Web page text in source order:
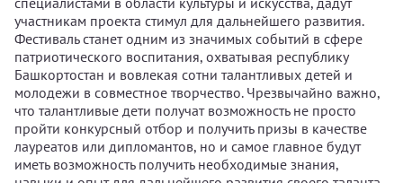
участникам проекта стимул для дальнейшего развития.
Фестиваль станет одним из значимых событий в сфере
патриотического воспитания, охватывая республику
Башкортостан и вовлекая сотни талантливых детей и
молодежи в совместное творчество. Чрезвычайно важно,
что талантливые дети получат возможность не просто
пройти конкурсный отбор и получить призы в качестве
лауреатов или дипломантов, но и самое главное будут
иметь возможность получить необходимые знания,